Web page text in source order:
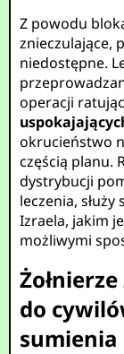
Z powodu
znieczulające,
niedostępne.
operacji
okrucieństwo
częścią planu.
dystrybucji
leczenia,
Izraela, jakim
możliwymi
do
sumienia